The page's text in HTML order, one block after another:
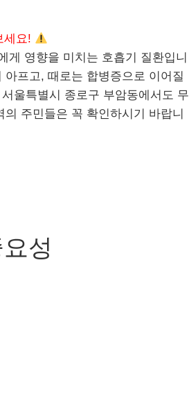
세요!
게 영향을 미치는 호흡기 질환입니
프고, 때로는 합병증으로 이어질
울특별시 종로구 부암동에서도 무
주민들은 꼭 확인하시기 바랍니
성